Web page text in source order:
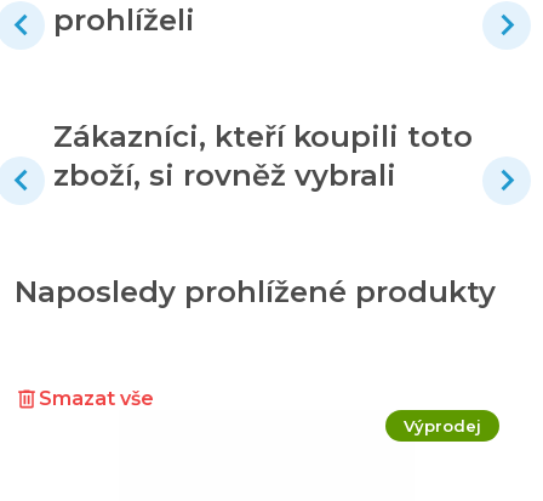
prohlíželi
Zákazníci, kteří koupili toto
zboží, si rovněž vybrali
Naposledy prohlížené produkty
Smazat vše
Výprodej